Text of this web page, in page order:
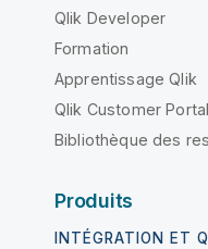
Qlik Developer
Formation
Apprentissage Qlik
Qlik Customer Portal
Bibliothèque des
Produits
INTÉGRATION ET